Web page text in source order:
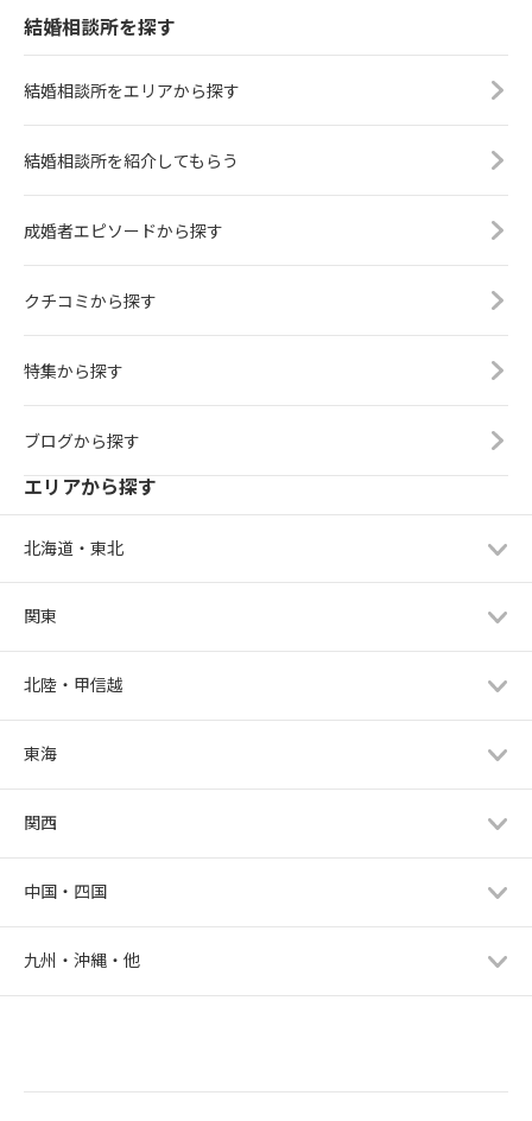
結婚相談所を探す
結婚相談所をエリアから探す
結婚相談所を紹介してもらう
成婚者エピソードから探す
クチコミから探す
特集から探す
ブログから探す
エリアから探す
北海道・東北
関東
北陸・甲信越
東海
関西
中国・四国
九州・沖縄・他